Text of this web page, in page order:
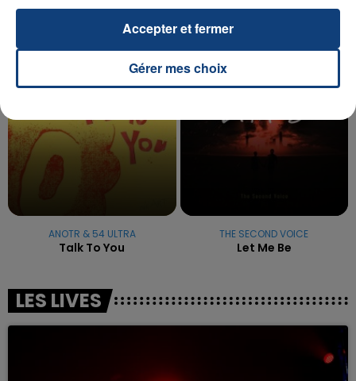
excuses.
TITRES DIFFUSÉS
ANOTR & 54 ULTRA
Talk To You
0h31
0h31
THE SECOND VOICE
Let Me Be
LES LIVES
Gérer mes choix
Accepter et fermer